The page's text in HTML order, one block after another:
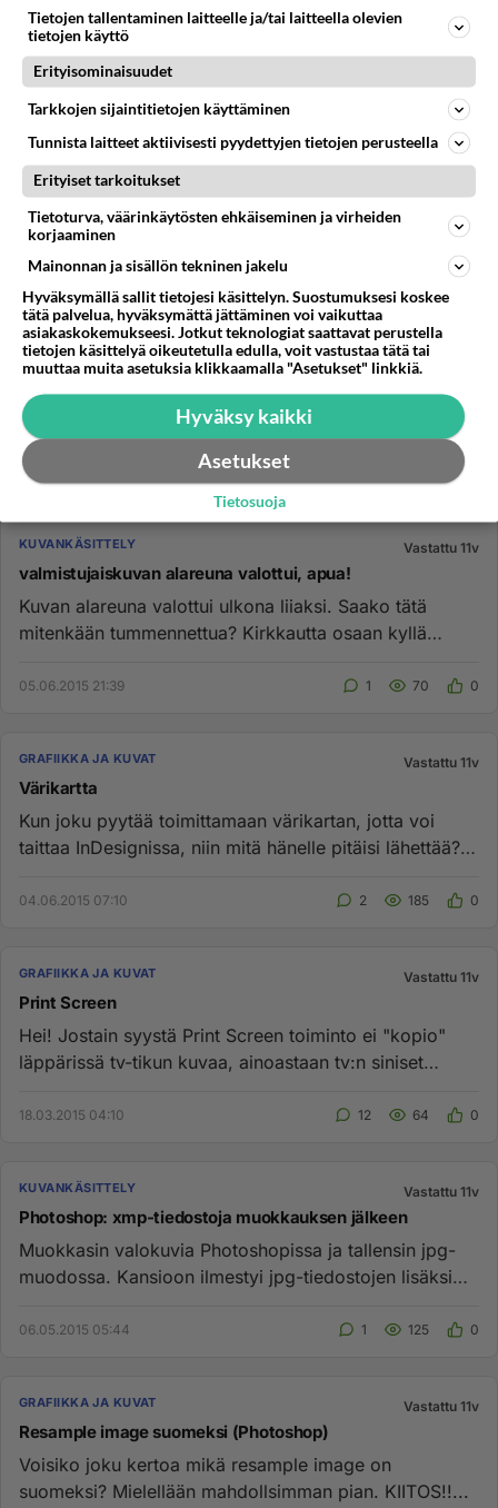
Miten lisään klikattavan linkin sähköpostiviesteihin
tulevaan banneriin? Bannerin olen tehnyt
Photoshopissa. Kiitoksia e...
KUVANKÄSITTELY Vastattu 11v
valmistujaiskuvan alareuna valottui, apua!
Kuvan alareuna valottui ulkona liiaksi. Saako tätä
mitenkään tummennettua? Kirkkautta osaan kyllä
05.06.2015 21:39 1 70 0
GRAFIIKKA JA KUVAT Vastattu 11v
Värikartta
Kun joku pyytää toimittamaan värikartan, jotta voi
taittaa InDesignissa, niin mitä hänelle pitäisi lähettää?
04.06.2015 07:10 2 185 0
GRAFIIKKA JA KUVAT Vastattu 11v
Print Screen
Hei! Jostain syystä Print Screen toiminto ei "kopio"
läppärissä tv-tikun kuvaa, ainoastaan tv:n siniset
18.03.2015 04:10 12 64 0
KUVANKÄSITTELY Vastattu 11v
Photoshop: xmp-tiedostoja muokkauksen jälkeen
Muokkasin valokuvia Photoshopissa ja tallensin jpg-
muodossa. Kansioon ilmestyi jpg-tiedostojen lisäksi
06.05.2015 05:44 1 125 0
GRAFIIKKA JA KUVAT Vastattu 11v
Resample image suomeksi (Photoshop)
Voisiko joku kertoa mikä resample image on
suomeksi? Mielellään mahdollsimman pian. KIITOS!!...
Tietojen tallentaminen laitteelle ja/tai laitteella olevien
tietojen käyttö
Erityisominaisuudet
Tarkkojen sijaintitietojen käyttäminen
Tunnista laitteet aktiivisesti pyydettyjen tietojen perusteella
Erityiset tarkoitukset
Tietoturva, väärinkäytösten ehkäiseminen ja virheiden
korjaaminen
Mainonnan ja sisällön tekninen jakelu
Hyväksymällä sallit tietojesi käsittelyn. Suostumuksesi koskee
tätä palvelua, hyväksymättä jättäminen voi vaikuttaa
asiakaskokemukseesi. Jotkut teknologiat saattavat perustella
tietojen käsittelyä oikeutetulla edulla, voit vastustaa tätä tai
muuttaa muita asetuksia klikkaamalla "Asetukset" linkkiä.
Hyväksy kaikki
Asetukset
Tietosuoja